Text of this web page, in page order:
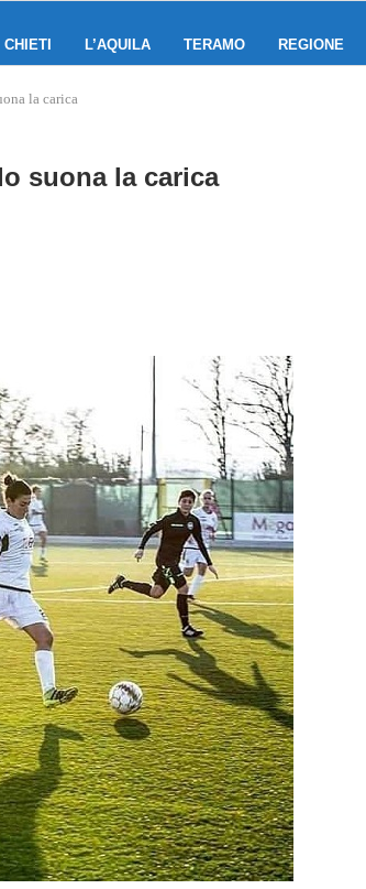
CHIETI L’AQUILA TERAMO REGIONE
la carica
suona la carica